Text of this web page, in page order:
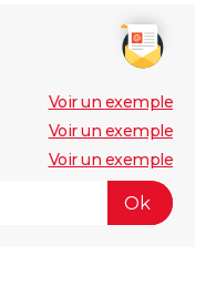
Voir un exemple
Voir un exemple
Voir un exemple